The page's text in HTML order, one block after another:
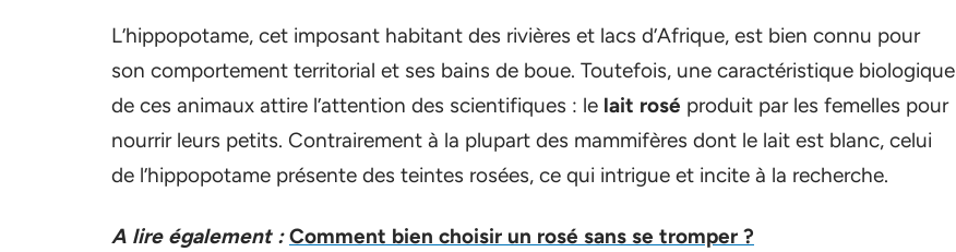
L’hippopotame, cet imposant habitant des rivières et lacs d’Afrique, est bien connu pour
son comportement territorial et ses bains de boue. Toutefois, une caractéristique biologique
de ces animaux attire l’attention des scientifiques : le lait rosé produit par les femelles pour
nourrir leurs petits. Contrairement à la plupart des mammifères dont le lait est blanc, celui
de l’hippopotame présente des teintes rosées, ce qui intrigue et incite à la recherche.
A lire également : Comment bien choisir un rosé sans se tromper ?